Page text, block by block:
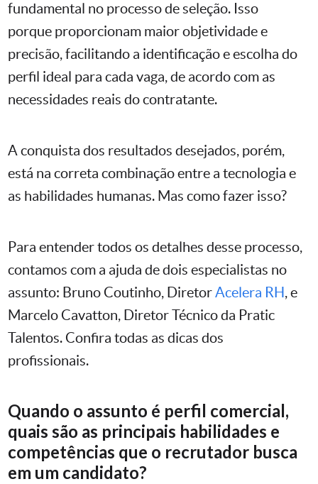
fundamental no processo de seleção. Isso
porque proporcionam maior objetividade e
precisão, facilitando a identificação e escolha do
perfil ideal para cada vaga, de acordo com as
necessidades reais do contratante.
A conquista dos resultados desejados, porém,
está na correta combinação entre a tecnologia e
as habilidades humanas. Mas como fazer isso?
Para entender todos os detalhes desse processo,
contamos com a ajuda de dois especialistas no
assunto: Bruno Coutinho, DiretorAcelera RH, e
Marcelo Cavatton, Diretor Técnico da Pratic
Talentos. Confira todas as dicas dos
profissionais.
Quando o assunto é perfil comercial,
quais são as principais habilidades e
competências que o recrutador busca
em um candidato?